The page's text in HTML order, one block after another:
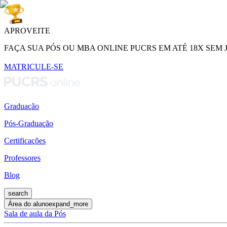
APROVEITE
FAÇA SUA PÓS OU MBA ONLINE PUCRS EM ATÉ 18X SEM
MATRICULE-SE
Graduação
Pós-Graduação
Certificações
Professores
Blog
search
Área do alunoexpand_more
Sala de aula da Pós